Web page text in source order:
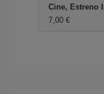
Cine, Estreno
7,00 €